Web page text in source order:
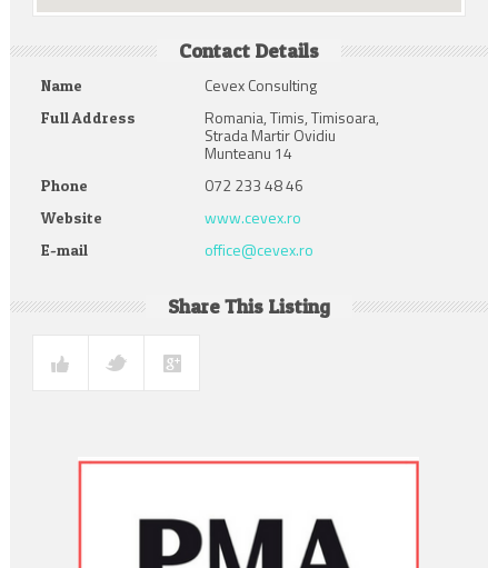
Contact Details
Name Cevex Consulting
Full Address Romania, Timis, Timisoara,
Strada Martir Ovidiu
Munteanu 14
Phone 072 233 48 46
Website www.cevex.ro
E-mail office@cevex.ro
Share This Listing